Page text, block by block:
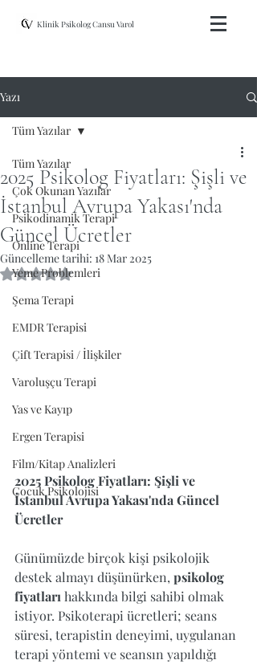
Klinik Psikolog Cansu Varol
Yazı
Tüm Yazılar
Çok Okunan Yazılar
Psikodinamik Terapi
Online Terapi
Yeme Problemleri
Şema Terapi
EMDR Terapisi
Çift Terapisi / İlişkiler
Varoluşçu Terapi
Yas ve Kayıp
Ergen Terapisi
Film/Kitap Analizleri
Çocuk Psikolojisi
Tüm Yazılar
2025 Psikolog Fiyatları: Şişli ve
İstanbul Avrupa Yakası'nda
Güncel Ücretler
Güncelleme tarihi: 18 Mar 2025
5 üzerinden NaN yıldız
2025 Psikolog Fiyatları: Şişli ve
İstanbul Avrupa Yakası'nda Güncel
Ücretler
Günümüzde birçok kişi psikolojik
destek almayı düşünürken, psikolog
fiyatları hakkında bilgi sahibi olmak
istiyor. Psikoterapi ücretleri; seans
süresi, terapistin deneyimi, uygulanan
terapi yöntemi ve seansın yapıldığı